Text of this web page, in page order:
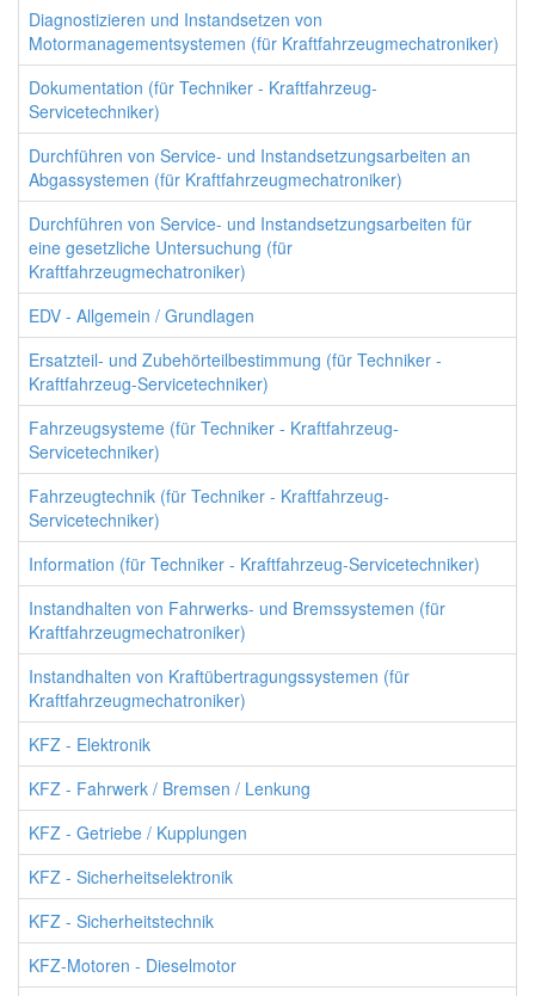
Diagnostizieren und Instandsetzen von
Motormanagementsystemen (für Kraftfahrzeugmechatroniker)
Dokumentation (für Techniker - Kraftfahrzeug-
Servicetechniker)
Durchführen von Service- und Instandsetzungsarbeiten an
Abgassystemen (für Kraftfahrzeugmechatroniker)
Durchführen von Service- und Instandsetzungsarbeiten für
eine gesetzliche Untersuchung (für
Kraftfahrzeugmechatroniker)
EDV - Allgemein / Grundlagen
Ersatzteil- und Zubehörteilbestimmung (für Techniker -
Kraftfahrzeug-Servicetechniker)
Fahrzeugsysteme (für Techniker - Kraftfahrzeug-
Servicetechniker)
Fahrzeugtechnik (für Techniker - Kraftfahrzeug-
Servicetechniker)
Information (für Techniker - Kraftfahrzeug-Servicetechniker)
Instandhalten von Fahrwerks- und Bremssystemen (für
Kraftfahrzeugmechatroniker)
Instandhalten von Kraftübertragungssystemen (für
Kraftfahrzeugmechatroniker)
KFZ - Elektronik
KFZ - Fahrwerk / Bremsen / Lenkung
KFZ - Getriebe / Kupplungen
KFZ - Sicherheitselektronik
KFZ - Sicherheitstechnik
KFZ-Motoren - Dieselmotor